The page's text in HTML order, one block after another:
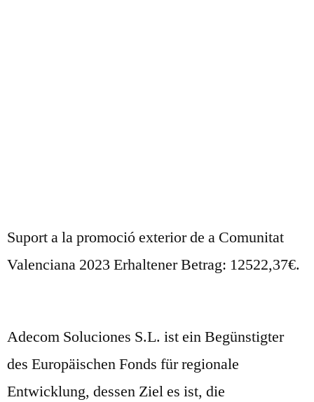
Suport a la promoció exterior de a Comunitat
Valenciana 2023 Erhaltener Betrag: 12522,37€.
Adecom Soluciones S.L. ist ein Begünstigter
des Europäischen Fonds für regionale
Entwicklung, dessen Ziel es ist, die